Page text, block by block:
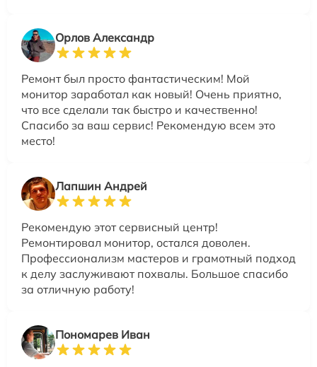
Орлов Александр
Ремонт был просто фантастическим! Мой
монитор заработал как новый! Очень приятно,
что все сделали так быстро и качественно!
Спасибо за ваш сервис! Рекомендую всем это
место!
Лапшин Андрей
Рекомендую этот сервисный центр!
Ремонтировал монитор, остался доволен.
Профессионализм мастеров и грамотный подход
к делу заслуживают похвалы. Большое спасибо
за отличную работу!
Пономарев Иван